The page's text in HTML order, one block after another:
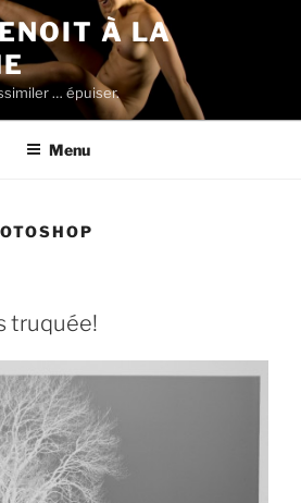
À LA
… épuiser.
Menu
truquée!